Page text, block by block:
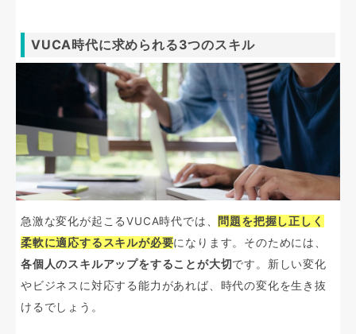
VUCA時代に求められる3つのスキル
急激な変化が起こるVUCA時代では、 問題を把握し正しく
柔軟に適応するスキルが必要になります。そのためには、
各個人のスキルアップをすることが大切です。新しい変化
やビジネスに対応する能力があれば、時代の変化を生き抜
けるでしょう。